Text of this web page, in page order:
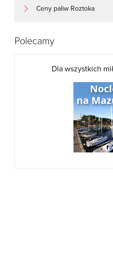
Ceny paliw Roztoka
Polecamy
Dla wszystkich